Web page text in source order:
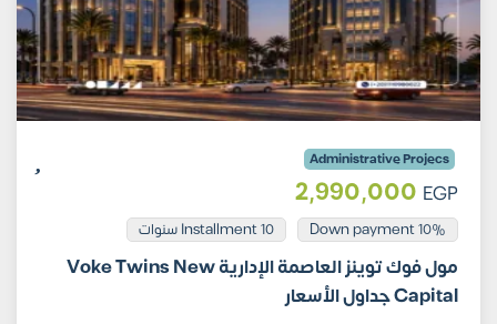
Administrative Projecs
2,990,000 EGP
10% Down payment Installment 10 سنوات
مول فوك توينز العاصمة الإدارية Voke Twins New
Capital جداول الأسعار